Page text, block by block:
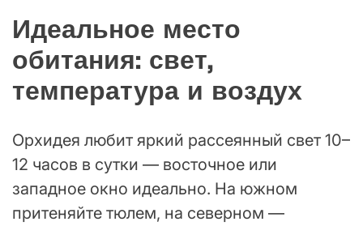
Идеальное место
обитания: свет,
температура и воздух
Орхидея любит яркий рассеянный свет 10–
12 часов в сутки — восточное или
западное окно идеально. На южном
притеняйте тюлем, на северном —